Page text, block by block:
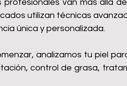
profesionales van más allá
utilizan técnicas
única y personalizada.
analizamos tu piel
control de grasa,